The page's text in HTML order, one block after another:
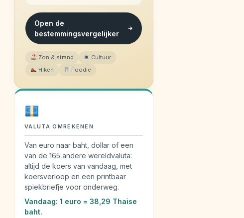
Open de
bestemmingsvergelijker
Zon & strand
Cultuur
Hiken
Foodie
VALUTA OMREKENEN
Van euro naar baht, dollar of een
van de 165 andere wereldvaluta:
altijd de koers van vandaag, met
koersverloop en een printbaar
spiekbriefje voor onderweg.
Vandaag: 1 euro = 38,29 Thaise
baht.